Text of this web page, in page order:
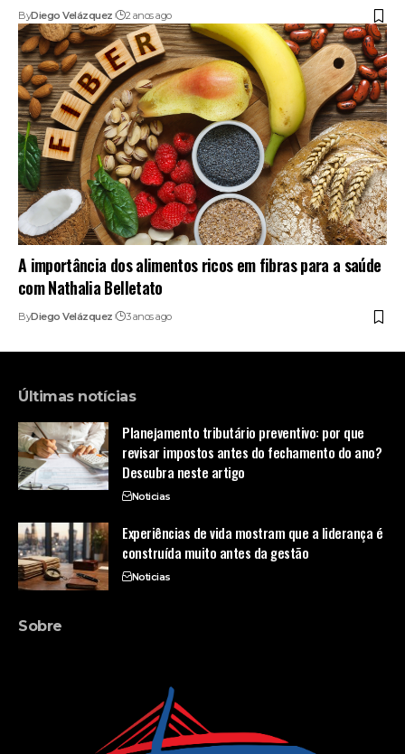
ByDiego Velázquez 2 anos ago
A importância dos alimentos ricos em fibras para a saúde
com Nathalia Belletato
ByDiego Velázquez 3 anos ago
Últimas notícias
Planejamento tributário preventivo: por que
revisar impostos antes do fechamento do ano?
Descubra neste artigo
Noticias
Experiências de vida mostram que a liderança é
construída muito antes da gestão
Noticias
Sobre